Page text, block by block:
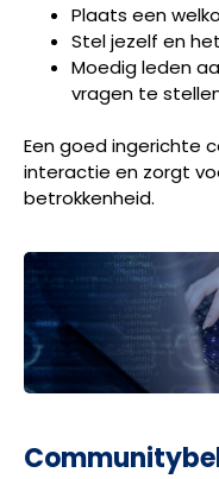
Plaats een
Stel jezelf en
Moedig leden
vragen te
Een goed ingerichte
interactie en zorgt
betrokkenheid.